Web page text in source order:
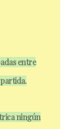
entre
ningún